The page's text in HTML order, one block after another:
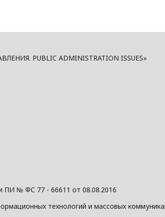
PUBLIC ADMINISTRATION ISSUES»
ПИ № ФС 77 - 66611 от 08.08.2016
технологий и массовых